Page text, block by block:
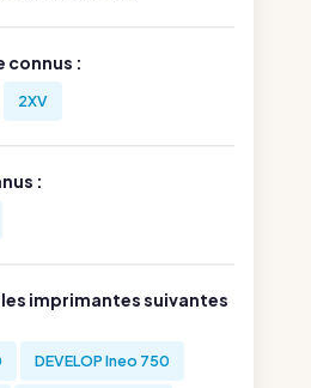
connus :
2XV
:
imprimantes suivantes
DEVELOP Ineo 750